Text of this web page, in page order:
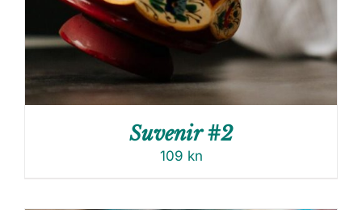
Suvenir #2
109 kn